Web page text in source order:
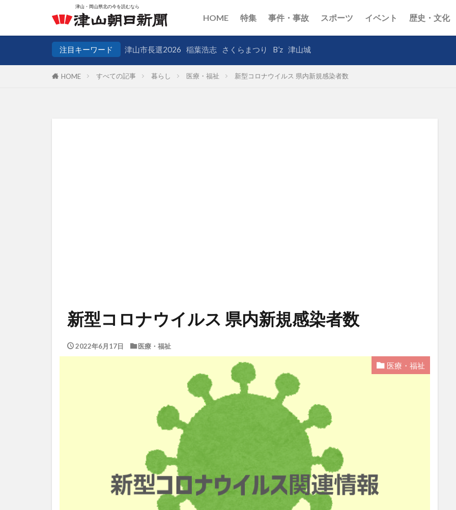
HOME 特集 事件・事故 スポーツ イベント 歴史・文化
注目キーワード 津山市長選2026 稲葉浩志 さくらまつり B’z 津山城
HOME すべての記事 暮らし 医療・福祉 新型コロナウイルス 県内新規感染者数
新型コロナウイルス 県内新規感染者数
2022年6月17日 医療・福祉
医療・福祉